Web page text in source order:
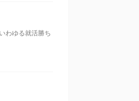
わゆる就活勝ち